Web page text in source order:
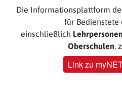
Die Informationsplattform
für Bedienstete
einschließlich
Oberschulen,
Link zu